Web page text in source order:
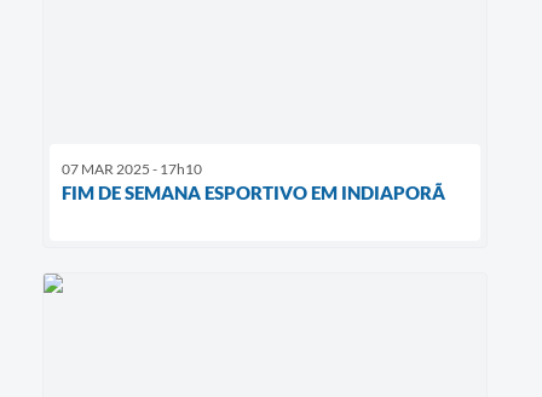
07 MAR 2025 - 17h10
FIM DE SEMANA ESPORTIVO EM INDIAPORÃ